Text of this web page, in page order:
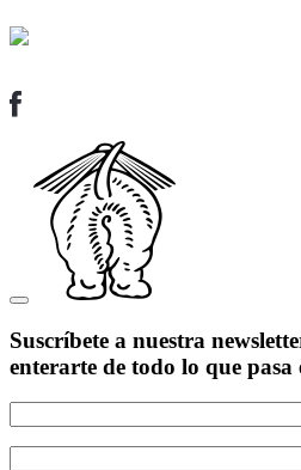
Suscríbete a nuestra
enterarte de todo lo que pasa